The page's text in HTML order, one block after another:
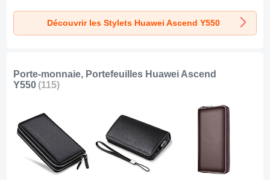
Rouge
Découvrir les Stylets Huawei Ascend Y550
Porte-monnaie, Portefeuilles Huawei Ascend
Y550 (115)